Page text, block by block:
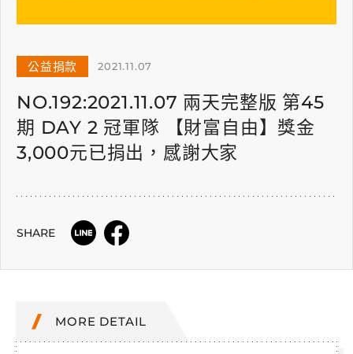
公益捐款 2021.11.07
NO.192:2021.11.07 兩天完整版 第45
期 DAY 2 冠軍隊 【財富自由】獎金
3,000元已捐出，感謝大家
SHARE
MORE DETAIL